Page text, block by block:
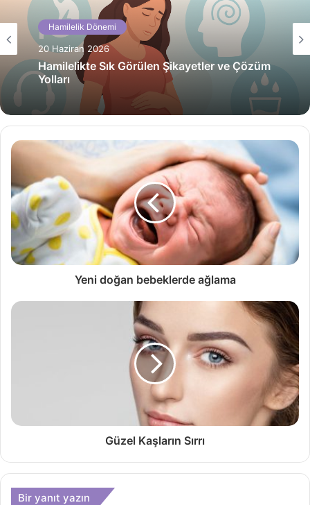
Hamilelik Dönemi
20 Haziran 2026
Hamilelikte Sık Görülen Şikayetler ve Çözüm
Yolları
Yeni doğan bebeklerde ağlama
Güzel Kaşların Sırrı
Bir yanıt yazın